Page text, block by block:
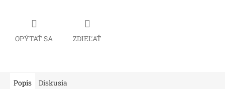
OPÝTAŤ SA ZDIEĽAŤ
Popis Diskusia